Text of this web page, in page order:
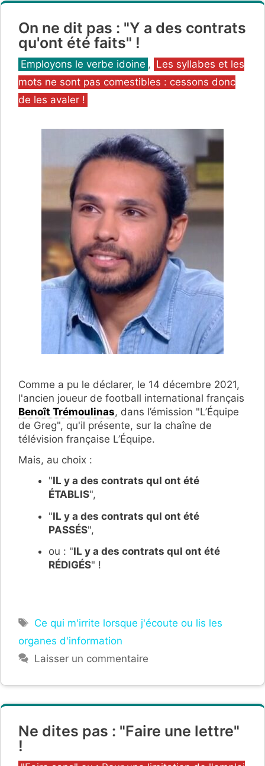
On ne dit pas : "Y a des contrats
qu'ont été faits" !
Catégories
Employons le verbe idoine , Les syllabes et les
mots ne sont pas comestibles : cessons donc
de les avaler !
Comme a pu le déclarer, le 14 décembre 2021,
l'ancien joueur de football international français
Benoît Trémoulinas, dans l’émission "L’Équipe
de Greg", qu'il présente, sur la chaîne de
télévision française L’Équipe.
Mais, au choix :
"IL y a des contrats quI ont été
ÉTABLIS",
"IL y a des contrats quI ont été
PASSÉS",
ou : "IL y a des contrats quI ont été
RÉDIGÉS" !
Étiquettes
Ce qui m'irrite lorsque j'écoute ou lis les
organes d'information
Laisser un commentaire
Ne dites pas : "Faire une lettre"
!